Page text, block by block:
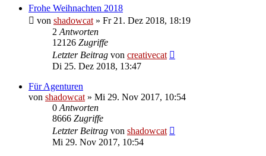
Frohe Weihnachten 2018
von shadowcat » Fr 21. Dez 2018, 18:19
2 Antworten
12126 Zugriffe
Letzter Beitrag von creativecat
Di 25. Dez 2018, 13:47
Für Agenturen
von shadowcat » Mi 29. Nov 2017, 10:54
0 Antworten
8666 Zugriffe
Letzter Beitrag von shadowcat
Mi 29. Nov 2017, 10:54